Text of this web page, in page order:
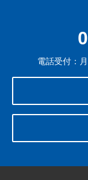
電話受付：